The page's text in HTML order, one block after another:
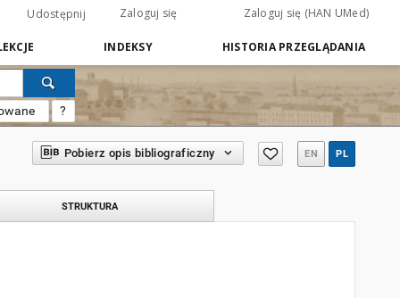
Udostępnij Zaloguj się Zaloguj się (HAN UMed)
INDEKSY HISTORIA PRZEGLĄDANIA
?
Pobierz opis bibliograficzny EN PL
STRUKTURA